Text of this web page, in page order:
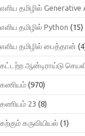
எளிய தமிழில் Generative
எளிய தமிழில் Python (15)
எளிய தமிழில் பைத்தான்
கட்டற்ற ஆன்டிராய்டு
கணியம் (970)
கணியம் 23 (8)
கற்கும் கருவியியல் (1)